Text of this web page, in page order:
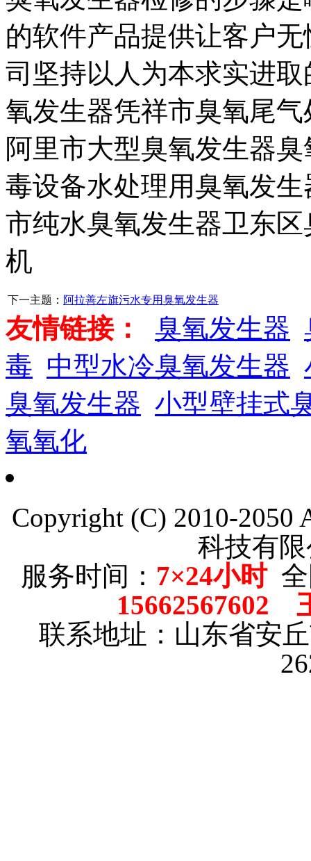
的软件产品提供让客户
司坚持以人为本求实进
氧发生器凭祥市臭氧尾
阿里市大型臭氧发生器
毒设备水处理用臭氧发
市纯水臭氧发生器卫东
机
下一主题： 阿拉善左旗污水专用臭氧发生器
友情链接： 臭氧发生器
毒 中型水冷臭氧发生器
臭氧发生器 小型壁挂式
氧氧化
Copyright (C) 2010-2050
科技有
服务时间： 7×24小时全
15662567602
联系地址：山东省安